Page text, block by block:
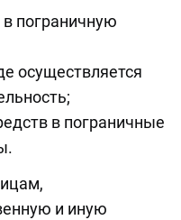
в пограничную
осуществляется
в пограничные
и иную